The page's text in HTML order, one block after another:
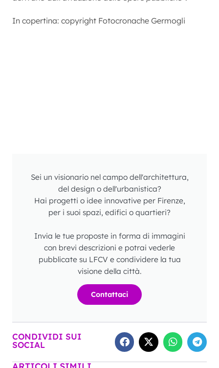
In copertina: copyright Fotocronache Germogli
Sei un visionario nel campo dell'architettura,
del design o dell'urbanistica?
Hai progetti o idee innovative per Firenze,
per i suoi spazi, edifici o quartieri?
Invia le tue proposte in forma di immagini
con brevi descrizioni e potrai vederle
pubblicate su LFCV e condividere la tua
visione della città.
Contattaci
CONDIVIDI SUI
SOCIAL